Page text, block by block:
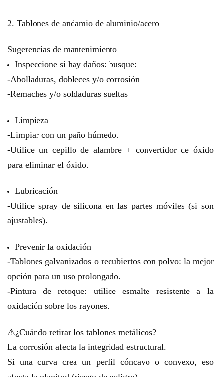
2. Tablones de andamio de aluminio/acero
Sugerencias de mantenimiento
Inspeccione si hay daños: busque:
-Abolladuras, dobleces y/o corrosión
-Remaches y/o soldaduras sueltas
Limpieza
-Limpiar con un paño húmedo.
-Utilice un cepillo de alambre + convertidor de óxido
para eliminar el óxido.
Lubricación
-Utilice spray de silicona en las partes móviles (si son
ajustables).
Prevenir la oxidación
-Tablones galvanizados o recubiertos con polvo: la mejor
opción para un uso prolongado.
-Pintura de retoque: utilice esmalte resistente a la
oxidación sobre los rayones.
⚠¿Cuándo retirar los tablones metálicos?
La corrosión afecta la integridad estructural.
Si una curva crea un perfil cóncavo o convexo, eso